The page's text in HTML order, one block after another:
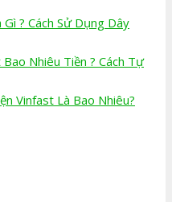
? Cách Sử Dụng Dây
Nhiêu Tiền ? Cách Tự
Vinfast Là Bao Nhiêu?